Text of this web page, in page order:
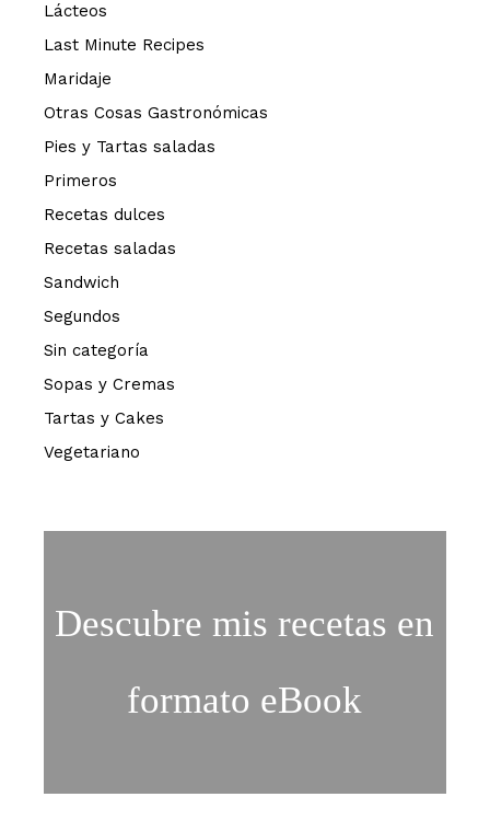
Lácteos
Last Minute Recipes
Maridaje
Otras Cosas Gastronómicas
Pies y Tartas saladas
Primeros
Recetas dulces
Recetas saladas
Sandwich
Segundos
Sin categoría
Sopas y Cremas
Tartas y Cakes
Vegetariano
Descubre mis recetas en
formato eBook